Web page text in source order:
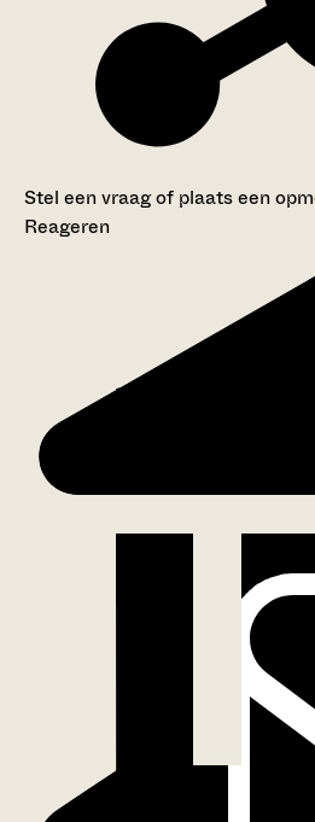
Stel een vraag of plaats een
Reageren